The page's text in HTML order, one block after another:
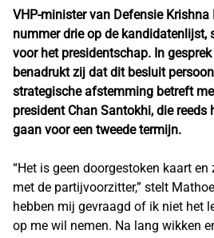
VHP-minister van Defensie Krishna
nummer drie op de kandidatenlijst,
voor het presidentschap. In
benadrukt zij dat dit besluit
strategische afstemming betreft
president Chan Santokhi, die reeds
gaan voor een tweede termijn.
“Het is geen doorgestoken kaart en
met de partijvoorzitter,” stelt
hebben mij gevraagd of ik niet het
op me wil nemen. Na lang wikken